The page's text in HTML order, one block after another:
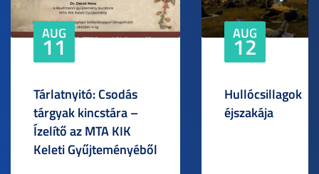
AUG
11
Tárlatnyitó: Csodás
tárgyak kincstára –
Ízelítő az MTA KIK
Keleti Gyűjteményéből
AUG
12
Hullócsillagok
éjszakája